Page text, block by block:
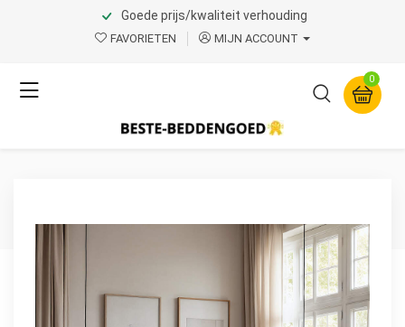
Goede prijs/kwaliteit verhouding
FAVORIETEN MIJN ACCOUNT
0
Home Product Page v.1
Washed Tufted Groen 240
x 200/220